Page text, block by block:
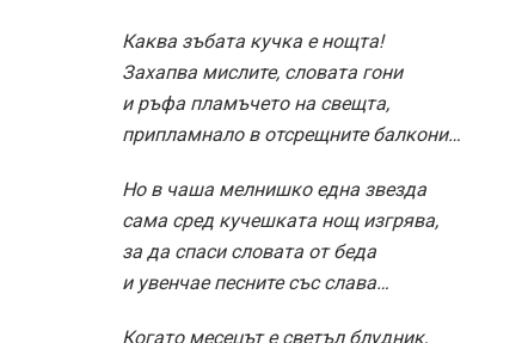
Каква зъбата кучка е нощта!
Захапва мислите, словата гони
и ръфа пламъчето на свещта,
припламнало в отсрещните балкони…
Но в чаша мелнишко една звезда
сама сред кучешката нощ изгрява,
за да спаси словата от беда
и увенчае песните със слава…
Когато месецът е светъл блудник,